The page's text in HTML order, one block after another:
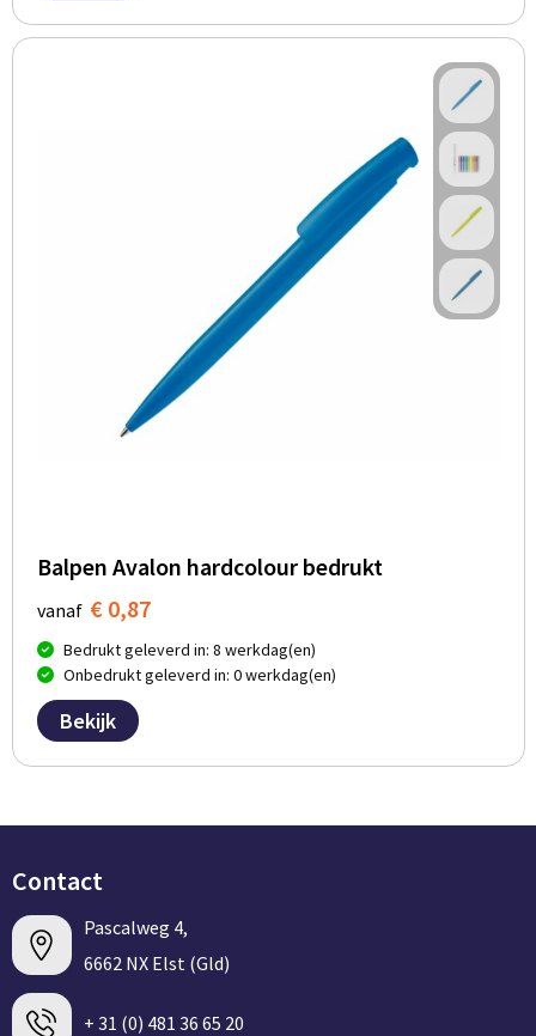
Balpen Avalon hardcolour bedrukt
vanaf € 0,87
Bedrukt geleverd in: 8 werkdag(en)
Onbedrukt geleverd in: 0 werkdag(en)
Bekijk
Contact
Pascalweg 4,
6662 NX Elst (Gld)
+ 31 (0) 481 36 65 20